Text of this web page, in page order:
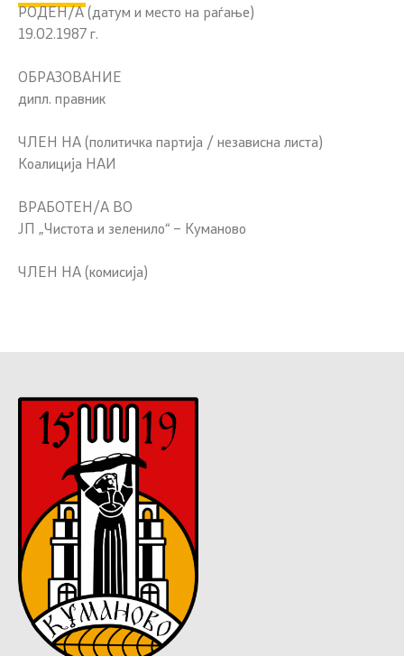
РОДЕН/А (датум и место на раѓање)
19.02.1987 г.
ОБРАЗОВАНИЕ
дипл. правник
ЧЛЕН НА (политичка партија / независна листа)
Коалиција НАИ
ВРАБОТЕН/А ВО
ЈП „Чистота и зеленило“ – Куманово
ЧЛЕН НА (комисија)